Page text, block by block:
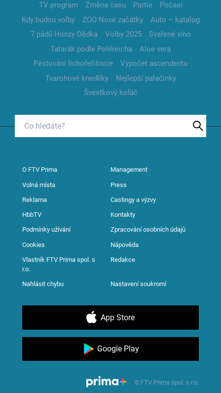
TV program
Změna času Partie
Počasí
Kdy budou volby
ZOO Nové začátky
Auto – katalog
7 pádů Honzy Dědka
Volby 2025
Svařené víno
Tatarák podle Pohlreicha
Aloe vera
Pěstování lichořeřišnice
Výpočet ascendentu
Tvarohové knedlíky
Nejlepší palačinky
Švestkový koláč
O FTV Prima Management
Volná místa Press
Reklama Castingy a výzvy
HbbTV Kontakty
Podmínky užívání Zpracování osobních údajů
Cookies Nápověda
Vlastník FTV Prima spol. s
r.o.
Redakce
Nahlásit chybu Nastavení soukromí
App Store
Google Play
© FTV Prima spol. s r.o.